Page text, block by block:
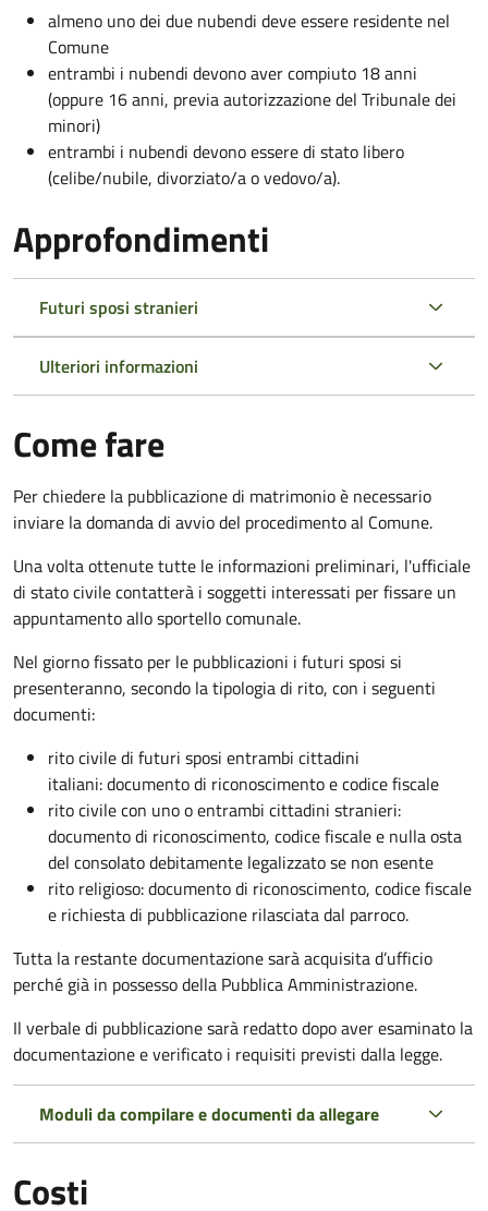
almeno uno dei due nubendi deve essere residente nel
Comune
entrambi i nubendi devono aver compiuto 18 anni
(oppure 16 anni, previa autorizzazione del Tribunale dei
minori)
entrambi i nubendi devono essere di stato libero
(celibe/nubile, divorziato/a o vedovo/a).
Approfondimenti
Futuri sposi stranieri
Ulteriori informazioni
Come fare
Per chiedere la pubblicazione di matrimonio è necessario
inviare la domanda di avvio del procedimento al Comune.
Una volta ottenute tutte le informazioni preliminari, l'ufficiale
di stato civile contatterà i soggetti interessati per fissare un
appuntamento allo sportello comunale.
Nel giorno fissato per le pubblicazioni i futuri sposi si
presenteranno, secondo la tipologia di rito, con i seguenti
documenti:
rito civile di futuri sposi entrambi cittadini
italiani: documento di riconoscimento e codice fiscale
rito civile con uno o entrambi cittadini stranieri:
documento di riconoscimento, codice fiscale e nulla osta
del consolato debitamente legalizzato se non esente
rito religioso: documento di riconoscimento, codice fiscale
e richiesta di pubblicazione rilasciata dal parroco.
Tutta la restante documentazione sarà acquisita d’ufficio
perché già in possesso della Pubblica Amministrazione.
Il verbale di pubblicazione sarà redatto dopo aver esaminato la
documentazione e verificato i requisiti previsti dalla legge.
Moduli da compilare e documenti da allegare
Costi